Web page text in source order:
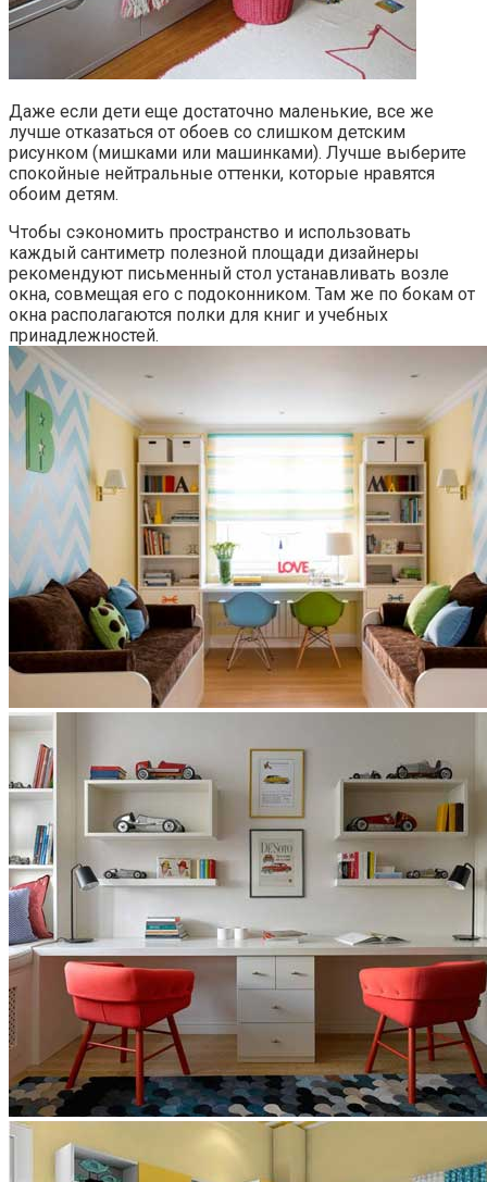
Даже если дети еще достаточно маленькие, все же
лучше отказаться от обоев со слишком детским
рисунком (мишками или машинками). Лучше выберите
спокойные нейтральные оттенки, которые нравятся
обоим детям.
Чтобы сэкономить пространство и использовать
каждый сантиметр полезной площади дизайнеры
рекомендуют письменный стол устанавливать возле
окна, совмещая его с подоконником. Там же по бокам от
окна располагаются полки для книг и учебных
принадлежностей.